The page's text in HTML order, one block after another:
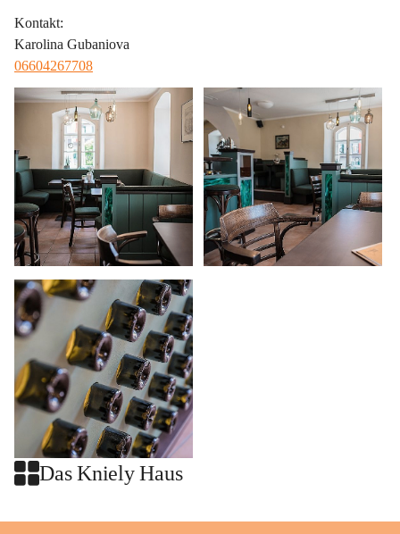
Kontakt:
Karolina Gubaniova
06604267708
Das Kniely Haus
+2